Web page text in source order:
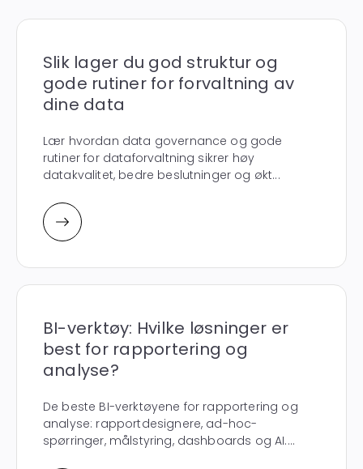
Slik lager du god struktur og
gode rutiner for forvaltning av
dine data
Lær hvordan data governance og gode
rutiner for dataforvaltning sikrer høy
datakvalitet, bedre beslutninger og økt...
BI-verktøy: Hvilke løsninger er
best for rapportering og
analyse?
De beste BI-verktøyene for rapportering og
analyse: rapportdesignere, ad-hoc-
spørringer, målstyring, dashboards og AI....